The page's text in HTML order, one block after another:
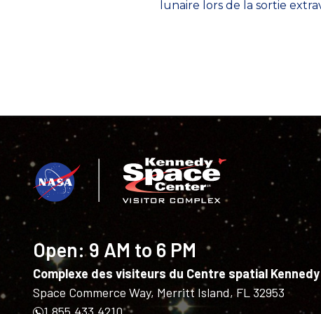
lunaire lors de la sortie
Open:9 AM to 6 PM
Complexe des visiteurs du Centre spatial Kennedy
Space Commerce Way, Merritt Island, FL 32953